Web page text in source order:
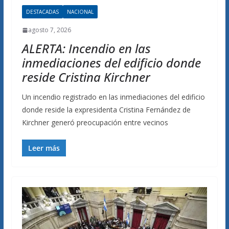
DESTACADAS NACIONAL
agosto 7, 2026
ALERTA: Incendio en las
inmediaciones del edificio donde
reside Cristina Kirchner
Un incendio registrado en las inmediaciones del edificio
donde reside la expresidenta Cristina Fernández de
Kirchner generó preocupación entre vecinos
Leer más